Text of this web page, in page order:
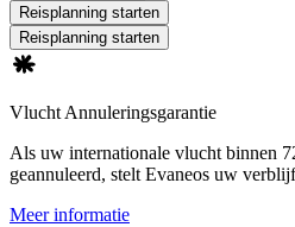
Reisplanning starten
Reisplanning starten
Vlucht Annuleringsgarantie
Als uw internationale vlucht binnen
geannuleerd, stelt Evaneos uw
Meer informatie